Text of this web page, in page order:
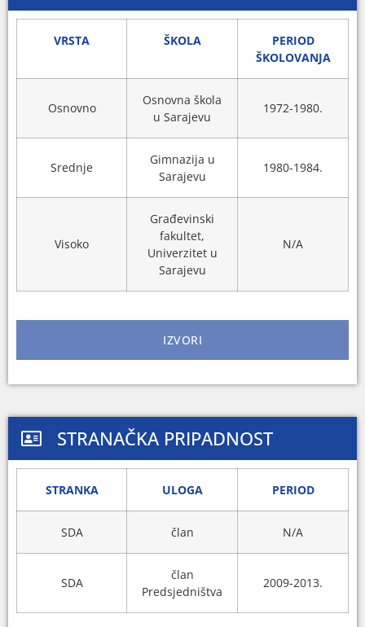
VRSTA ŠKOLA
PERIOD
ŠKOLOVANJA
Osnovno
Osnovna škola
u Sarajevu
1972-1980.
Srednje
Gimnazija u
Sarajevu
1980-1984.
Visoko
Građevinski
fakultet,
Univerzitet u
Sarajevu
N/A
IZVORI
STRANAČKA PRIPADNOST
STRANKA ULOGA PERIOD
SDA član N/A
SDA
član
Predsjedništva
2009-2013.